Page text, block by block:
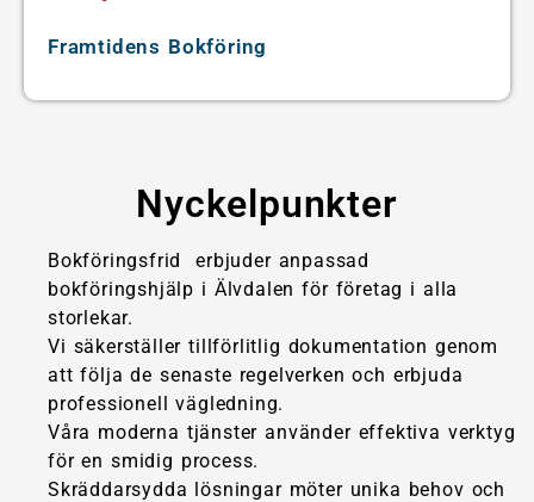
Framtidens Bokföring
Nyckelpunkter
Bokföringsfrid erbjuder anpassad
bokföringshjälp i Älvdalen för företag i alla
storlekar.
Vi säkerställer tillförlitlig dokumentation genom
att följa de senaste regelverken och erbjuda
professionell vägledning.
Våra moderna tjänster använder effektiva verktyg
för en smidig process.
Skräddarsydda lösningar möter unika behov och